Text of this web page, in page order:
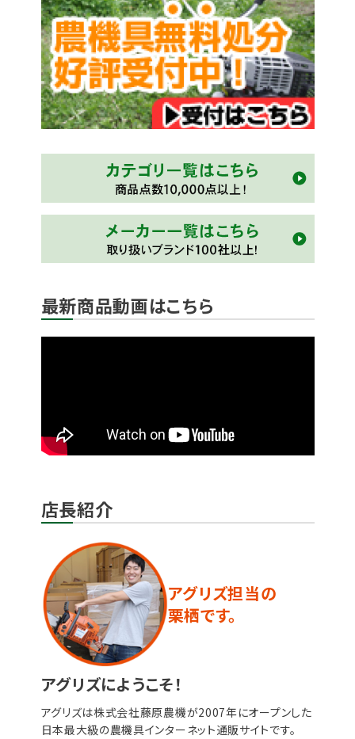
最新商品動画はこちら
店長紹介
アグリズ担当の
栗栖です。
アグリズにようこそ！
アグリズは株式会社藤原農機が2007年にオープンした
日本最大級の農機具インターネット通販サイトです。